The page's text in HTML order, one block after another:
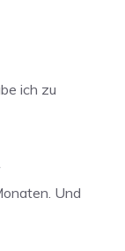
ich zu
Und